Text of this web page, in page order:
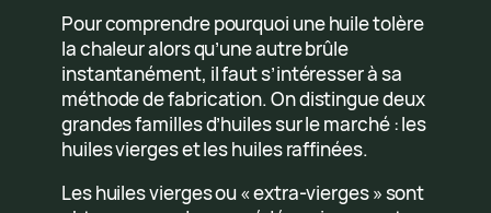
Pour comprendre pourquoi une huile tolère
la chaleur alors qu’une autre brûle
instantanément, il faut s’intéresser à sa
méthode de fabrication. On distingue deux
grandes familles d’huiles sur le marché : les
huiles vierges et les huiles raffinées.
Les huiles vierges ou « extra-vierges » sont